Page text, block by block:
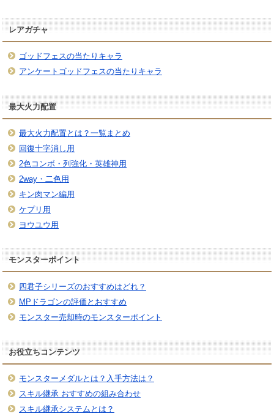
レアガチャ
ゴッドフェスの当たりキャラ
アンケートゴッドフェスの当たりキャラ
最大火力配置
最大火力配置とは？一覧まとめ
回復十字消し用
2色コンボ・列強化・英雄神用
2way・二色用
キン肉マン編用
ケプリ用
ヨウユウ用
モンスターポイント
四君子シリーズのおすすめはどれ？
MPドラゴンの評価とおすすめ
モンスター売却時のモンスターポイント
お役立ちコンテンツ
モンスターメダルとは？入手方法は？
スキル継承 おすすめの組み合わせ
スキル継承システムとは？